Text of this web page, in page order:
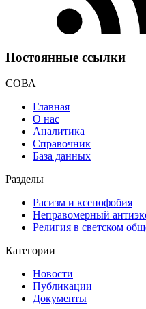
Постоянные ссылки
СОВА
Главная
О нас
Аналитика
Справочник
База данных
Разделы
Расизм и ксенофобия
Неправомерный
Религия в светском
Категории
Новости
Публикации
Документы